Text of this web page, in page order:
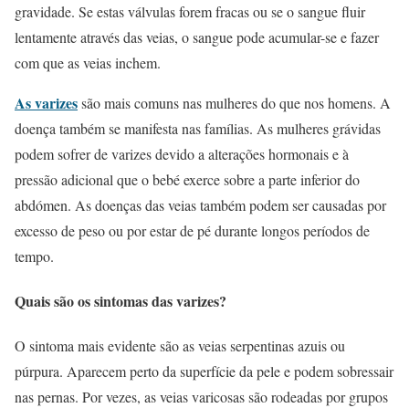
gravidade. Se estas válvulas forem fracas ou se o sangue fluir
lentamente através das veias, o sangue pode acumular-se e fazer
com que as veias inchem.
As varizessão mais comuns nas mulheres do que nos homens. A
doença também se manifesta nas famílias. As mulheres grávidas
podem sofrer de varizes devido a alterações hormonais e à
pressão adicional que o bebé exerce sobre a parte inferior do
abdómen. As doenças das veias também podem ser causadas por
excesso de peso ou por estar de pé durante longos períodos de
tempo.
Quais são os sintomas das varizes?
O sintoma mais evidente são as veias serpentinas azuis ou
púrpura. Aparecem perto da superfície da pele e podem sobressair
nas pernas. Por vezes, as veias varicosas são rodeadas por grupos